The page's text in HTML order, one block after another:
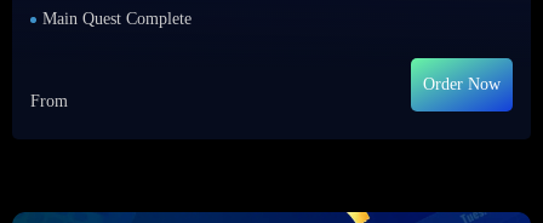
Main Quest Complete
From
Order Now